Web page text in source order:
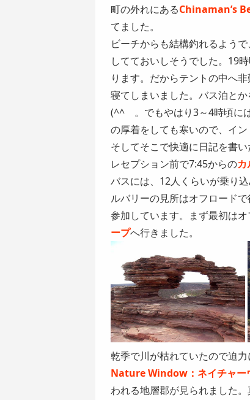
町の外れにあるChinaman’s
てました。
ビーチからも結構釣れるよう
してておいしそうでした。19
ります。だからテントの中へ
寝てしまいました。バス泊と
(^^ゞ。でもやはり3～4時頃に
の厚着をしても寒いので、イン
そしてそこで快適に日記を書
レセプション前で7:45からのカ
バスには、12人くらいが乗り
ルバリーの見所はオフロード
参加しています。まず最初は
ープへ行きました。
乾季で川が枯れていたので迫
Nature Window：ネイチャー
われる地層郡が見られました